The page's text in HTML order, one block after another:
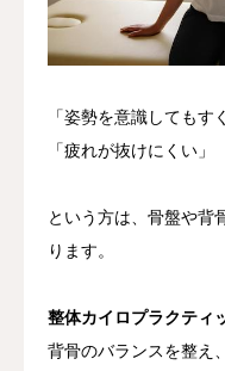
「姿勢を意識してもす
「疲れが抜けにくい」
という方は、骨盤や背
ります。
整体カイロプラクティ
背骨のバランスを整え